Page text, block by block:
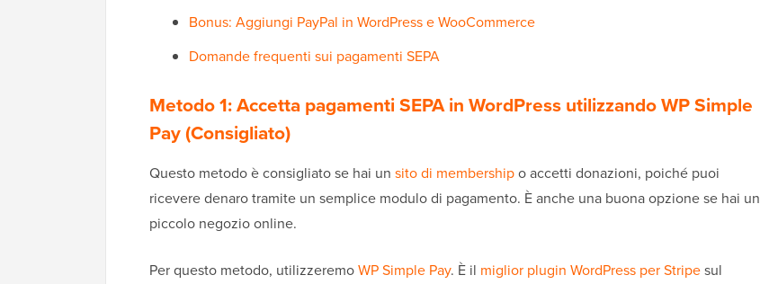
Bonus: Aggiungi PayPal in WordPress e WooCommerce
Domande frequenti sui pagamenti SEPA
Metodo 1: Accetta pagamenti SEPA in WordPress utilizzando WP Simple
Pay (Consigliato)
Questo metodo è consigliato se hai un sito di membershipo accetti donazioni, poiché puoi
ricevere denaro tramite un semplice modulo di pagamento. È anche una buona opzione se hai un
piccolo negozio online.
Per questo metodo, utilizzeremoWP Simple Pay. È il miglior plugin WordPress per Stripesul